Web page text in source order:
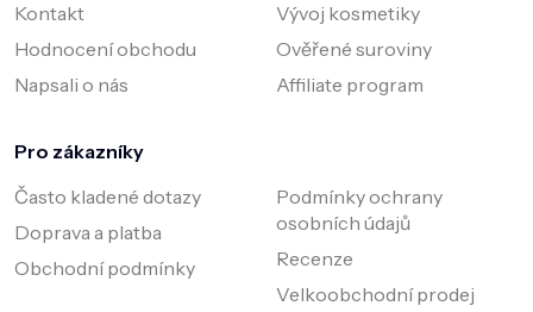
Kontakt
Hodnocení obchodu
Napsali o nás
Vývoj kosmetiky
Ověřené suroviny
Affiliate program
Pro zákazníky
Často kladené dotazy
Doprava a platba
Obchodní podmínky
Podmínky ochrany
osobních údajů
Recenze
Velkoobchodní prodej